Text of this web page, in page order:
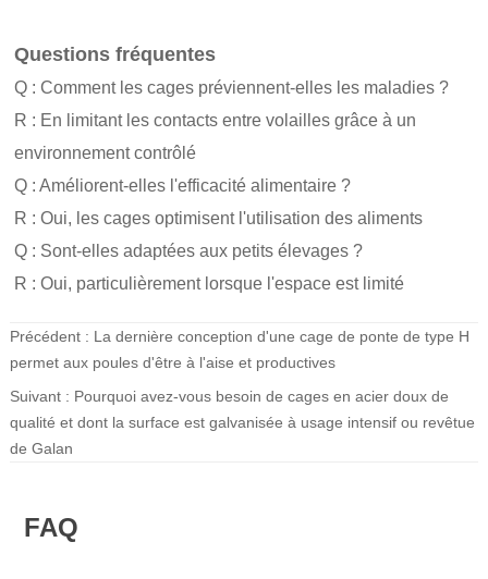
Questions fréquentes
Q : Comment les cages préviennent-elles les maladies ?
R : En limitant les contacts entre volailles grâce à un
environnement contrôlé
Q : Améliorent-elles l'efficacité alimentaire ?
R : Oui, les cages optimisent l'utilisation des aliments
Q : Sont-elles adaptées aux petits élevages ?
R : Oui, particulièrement lorsque l'espace est limité
Précédent : La dernière conception d'une cage de ponte de type H
permet aux poules d'être à l'aise et productives
Suivant : Pourquoi avez-vous besoin de cages en acier doux de
qualité et dont la surface est galvanisée à usage intensif ou revêtue
de Galan
FAQ